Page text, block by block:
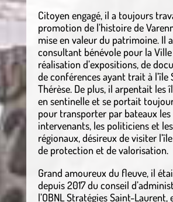
Citoyen engagé, il a toujours
promotion de l’histoire de
mise en valeur du patrimoine. Il
consultant bénévole pour la
réalisation d’expositions, de
de conférences ayant trait à l’île
Thérèse. De plus, il arpentait les
en sentinelle et se portait
pour transporter par bateaux les
intervenants, les politiciens et
régionaux, désireux de visiter
de protection et de valorisation.
Grand amoureux du fleuve, il
depuis 2017 du conseil
l’OBNL Stratégies Saint-Laurent,